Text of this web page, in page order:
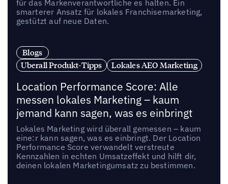
für das Markenverantwortliche es halten. Ein
smarterer Ansatz für lokales Franchisemarketing,
gestützt auf neue Daten.
Blogs
Uberall Produkt-Tipps
Lokales AEO Marketing
Location Performance Score: Alle
messen lokales Marketing – kaum
jemand kann sagen, was es einbringt
Lokales Marketing wird überall gemessen – kaum
eine:r kann sagen, was es einbringt. Der Location
Performance Score verwandelt verstreute
Kennzahlen in echten Umsatzeffekt und hilft dir,
deinen lokalen Marketingumsatz zu bestimmen.